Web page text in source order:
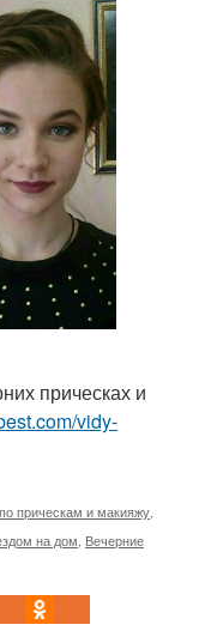
прическах и
vidy-
прическам и макияжу,
на дом, Вечерние